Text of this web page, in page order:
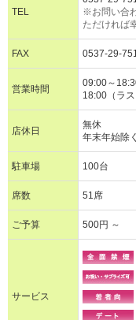
TEL
※お問い合
ただければ
FAX 0537-29-
営業時間
09:00～
18:00（ラス
店休日
無休
年末年始除く
駐車場 100台
席数 51席
ご予算 500円 ～
サービス